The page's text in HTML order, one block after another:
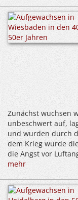
Zunächst wuchsen
unbeschwert auf,
und wurden durch
dem Krieg wurde
die Angst vor
mehr